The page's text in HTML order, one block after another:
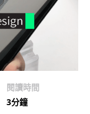
閱讀時間
3分鐘